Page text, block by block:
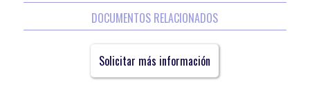
DOCUMENTOS RELACIONADOS
Solicitar más información